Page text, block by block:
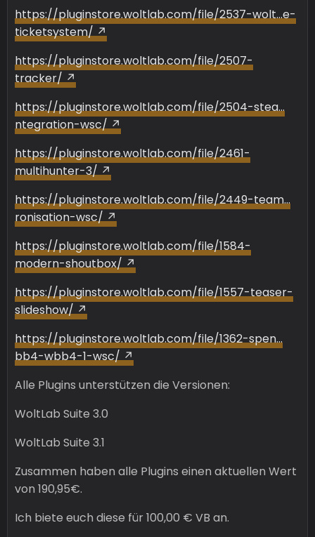
https://pluginstore.woltlab.com/file/2537-wolt…e-
ticketsystem/
https://pluginstore.woltlab.com/file/2507-
tracker/
https://pluginstore.woltlab.com/file/2504-stea…
ntegration-wsc/
https://pluginstore.woltlab.com/file/2461-
multihunter-3/
https://pluginstore.woltlab.com/file/2449-team…
ronisation-wsc/
https://pluginstore.woltlab.com/file/1584-
modern-shoutbox/
https://pluginstore.woltlab.com/file/1557-teaser-
slideshow/
https://pluginstore.woltlab.com/file/1362-spen…
bb4-wbb4-1-wsc/
Alle Plugins unterstützen die Versionen:
WoltLab Suite 3.0
WoltLab Suite 3.1
Zusammen haben alle Plugins einen aktuellen Wert
von 190,95€.
Ich biete euch diese für 100,00 € VB an.